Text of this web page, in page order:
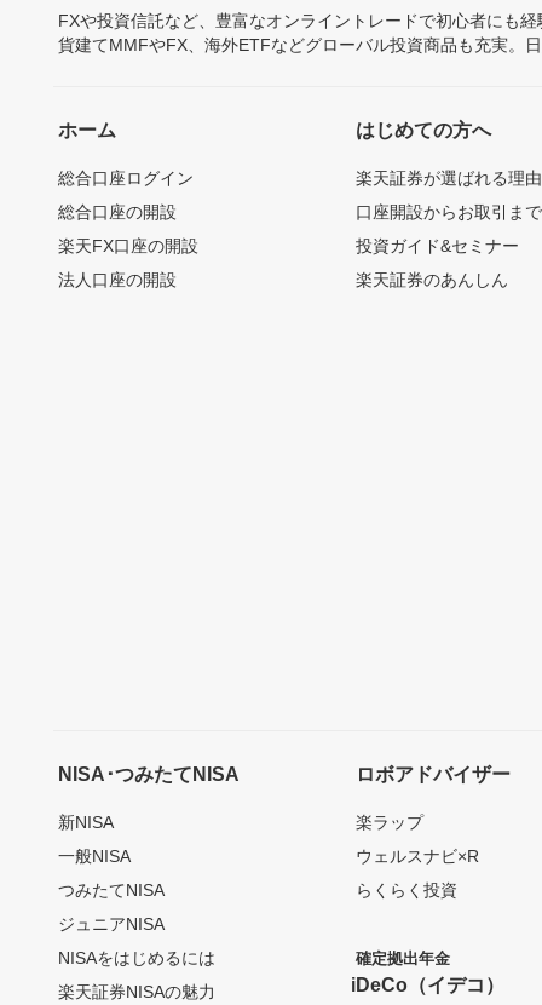
FXや投資信託など、豊富なオンライントレードで初心者にも
貨建てMMFやFX、海外ETFなどグローバル投資商品も充実。
ホーム
総合口座ログイン
総合口座の開設
楽天FX口座の開設
法人口座の開設
はじめての方へ
楽天証券が選ばれる理由
口座開設からお取引ま
投資ガイド&セミナー
楽天証券のあんしん
NISA･つみたてNISA
新NISA
一般NISA
つみたてNISA
ジュニアNISA
NISAをはじめるには
楽天証券NISAの魅力
ロボアドバイザー
楽ラップ
ウェルスナビ×R
らくらく投資
確定拠出年金
iDeCo（イデコ）